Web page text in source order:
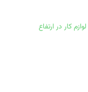
لوازم کار در ارتفاع